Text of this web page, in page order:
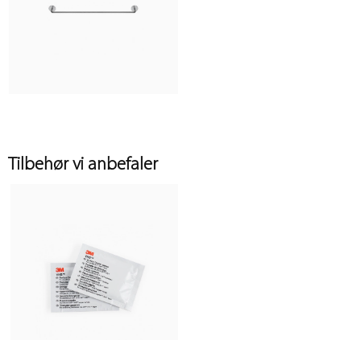
Tilbehør vi anbefaler